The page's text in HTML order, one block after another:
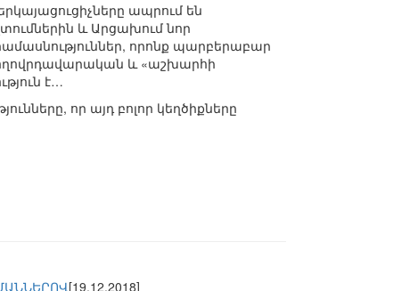
ապրում են
և Արցախում նոր
որոնք պարբերաբար
և «աշխարհի
է…
որ այդ բոլոր կեղծիքները
[19.12.2018]